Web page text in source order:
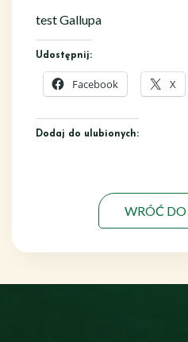
test Gallupa
Udostępnij:
Facebook X
Dodaj do ulubionych:
WRÓĆ